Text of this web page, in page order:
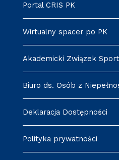
Portal CRIS PK
Wirtualny spacer po PK
Akademicki Związek
Biuro ds. Osób z
Deklaracja Dostępności
Polityka prywatności